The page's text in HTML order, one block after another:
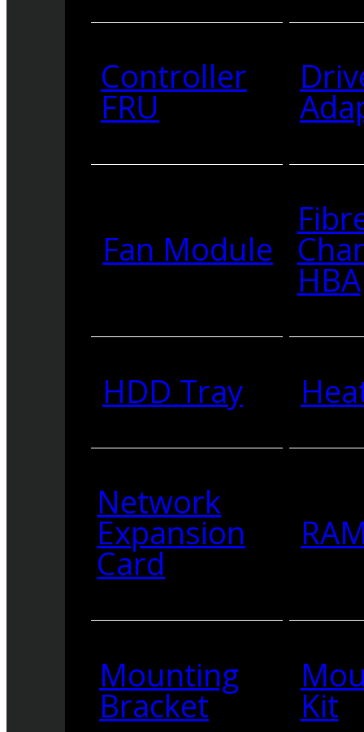
Controller
FRU
Fan Module
HBA
HDD Tray
Network
Expansion
Card
Mounting
Bracket Kit